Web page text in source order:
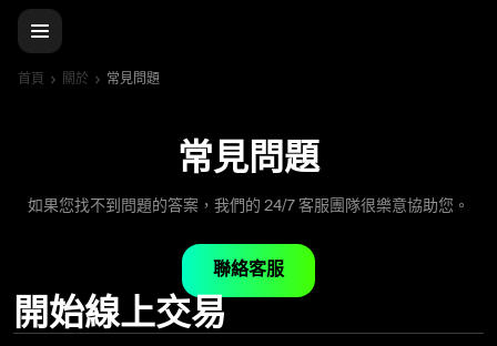
首頁 關於 常見問題
常見問題
如果您找不到問題的答案，我們的 24/7 客服團隊很樂意協助您。
聯絡客服
開始線上交易